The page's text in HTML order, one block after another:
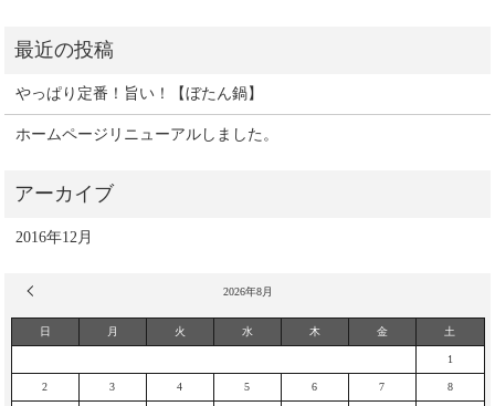
やっぱり定番！旨い！【ぼたん鍋】
ホームページリニューアルしました。
2016年12月
2026年8月
日 月 火 水 木 金 土
1
2 3 4 5 6 7 8